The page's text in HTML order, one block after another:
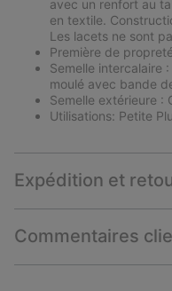
avec un renfort au
en textile.
Les lacets ne sont
Première de
Semelle intercalaire :
moulé avec bande
Semelle extérieure :
Utilisations: Petite
Expédition et
Commentaires